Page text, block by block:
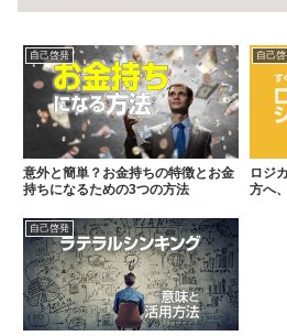
自己啓発
意外と簡単？お金持ちの特徴とお金
持ちになるための3つの方法
自己
ロジ
方へ
自己啓発